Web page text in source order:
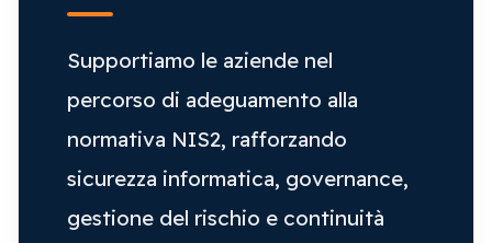
Supportiamo le aziende nel
percorso di adeguamento alla
normativa NIS2, rafforzando
sicurezza informatica, governance,
gestione del rischio e continuità